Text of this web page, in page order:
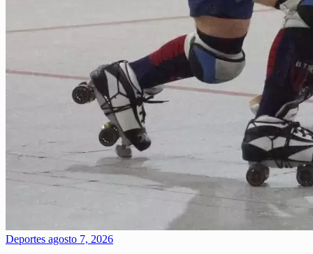
Deportes agosto 7, 2026